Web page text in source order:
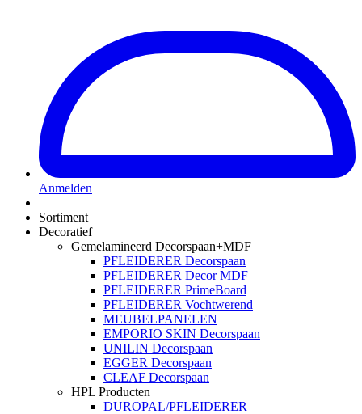
Anmelden
Sortiment
Decoratief
Gemelamineerd Decorspaan+MDF
PFLEIDERER Decorspaan
PFLEIDERER Decor MDF
PFLEIDERER PrimeBoard
PFLEIDERER Vochtwerend
MEUBELPANELEN
EMPORIO SKIN Decorspaan
UNILIN Decorspaan
EGGER Decorspaan
CLEAF Decorspaan
HPL Producten
DUROPAL/PFLEIDERER